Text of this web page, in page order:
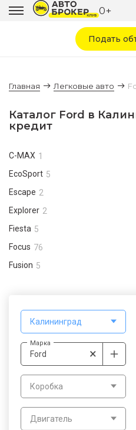
0+
Подать
Главная Легковые авто
Каталог Ford в
кредит
Калининград
Марка
×
Ford
Коробка
Двигатель
C-MAX 1
EcoSport 5
Escape 2
Explorer 2
Fiesta 5
Focus 76
Fusion 5